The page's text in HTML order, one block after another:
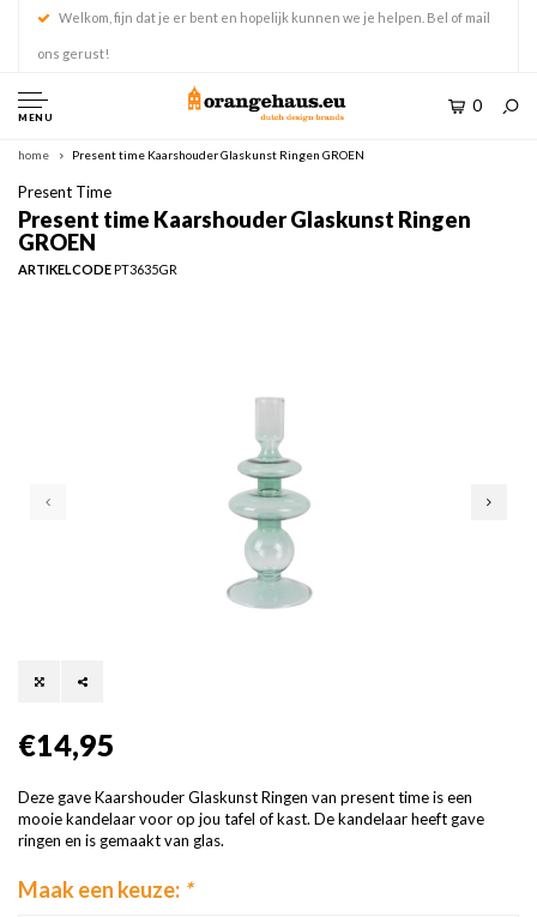
Welkom, fijn dat je er bent en hopelijk kunnen we je helpen. Bel of mail
ons gerust!
MENU
0
home Present time Kaarshouder Glaskunst Ringen GROEN
Present Time
Present time Kaarshouder Glaskunst Ringen
GROEN
ARTIKELCODEPT3635GR
€14,95
Deze gave Kaarshouder Glaskunst Ringen van present time is een
mooie kandelaar voor op jou tafel of kast. De kandelaar heeft gave
ringen en is gemaakt van glas.
Maak een keuze: *